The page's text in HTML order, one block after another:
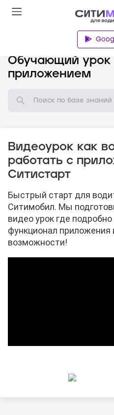
Обучающий урок
приложением
Видеоурок как
работать с
Ситистарт
Быстрый старт для
Ситимобил. Мы
видео урок где
функционал приложения
возможности!